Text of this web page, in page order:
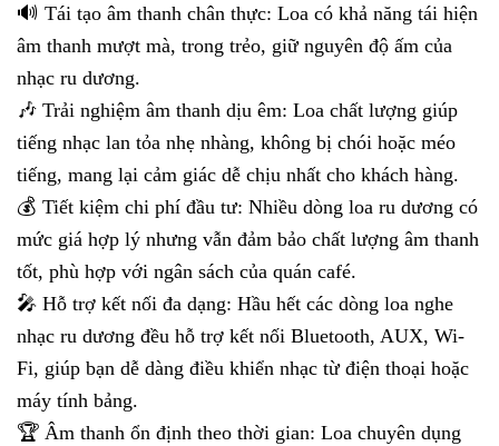
🔊 Tái tạo âm thanh chân thực: Loa có khả năng tái hiện
âm thanh mượt mà, trong trẻo, giữ nguyên độ ấm của
nhạc ru dương.
🎶 Trải nghiệm âm thanh dịu êm: Loa chất lượng giúp
tiếng nhạc lan tỏa nhẹ nhàng, không bị chói hoặc méo
tiếng, mang lại cảm giác dễ chịu nhất cho khách hàng.
💰 Tiết kiệm chi phí đầu tư: Nhiều dòng loa ru dương có
mức giá hợp lý nhưng vẫn đảm bảo chất lượng âm thanh
tốt, phù hợp với ngân sách của quán café.
🎤 Hỗ trợ kết nối đa dạng: Hầu hết các dòng loa nghe
nhạc ru dương đều hỗ trợ kết nối Bluetooth, AUX, Wi-
Fi, giúp bạn dễ dàng điều khiển nhạc từ điện thoại hoặc
máy tính bảng.
🏆 Âm thanh ổn định theo thời gian: Loa chuyên dụng